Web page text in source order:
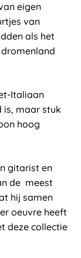
eigen
van
als het
Italiaan
is, maar stuk
hoog
gitarist en
de meest
hij samen
oeuvre heeft
deze collectie